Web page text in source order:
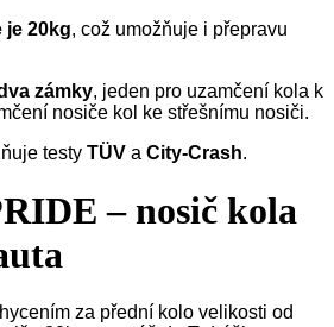
je 20kg, což umožňuje i přepravu
zámky, jeden pro uzamčení kola k
nosiče kol ke střešnímu nosiči.
testy TÜV a City-Crash.
– nosič kola
za přední kolo velikosti od